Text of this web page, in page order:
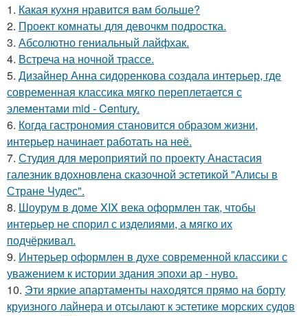
1. Какая кухня нравится вам больше?
2. Проект комнаты для девочкм подростка.
3. Абсолютно гениальный лайфхак.
4. Встреча на ночной трассе.
5. Дизайнер Анна сидоренкова создала интерьер, где
современная классика мягко переплетается с
элементами mid - Century.
6. Когда гастрономия становится образом жизни,
интерьер начинает работать на неё.
7. Студия для мероприятий по проекту Анастасия
галезник вдохновлена сказочной эстетикой "Алисы в
Стране Чудес".
8. Шоурум в доме XIX века оформлен так, чтобы
интерьер не спорил с изделиями, а мягко их
подчёркивал.
9. Интерьер оформлен в духе современной классики с
уважением к истории здания эпохи ар - нуво.
10. Эти яркие апартаменты находятся прямо на борту
круизного лайнера и отсылают к эстетике морских судов